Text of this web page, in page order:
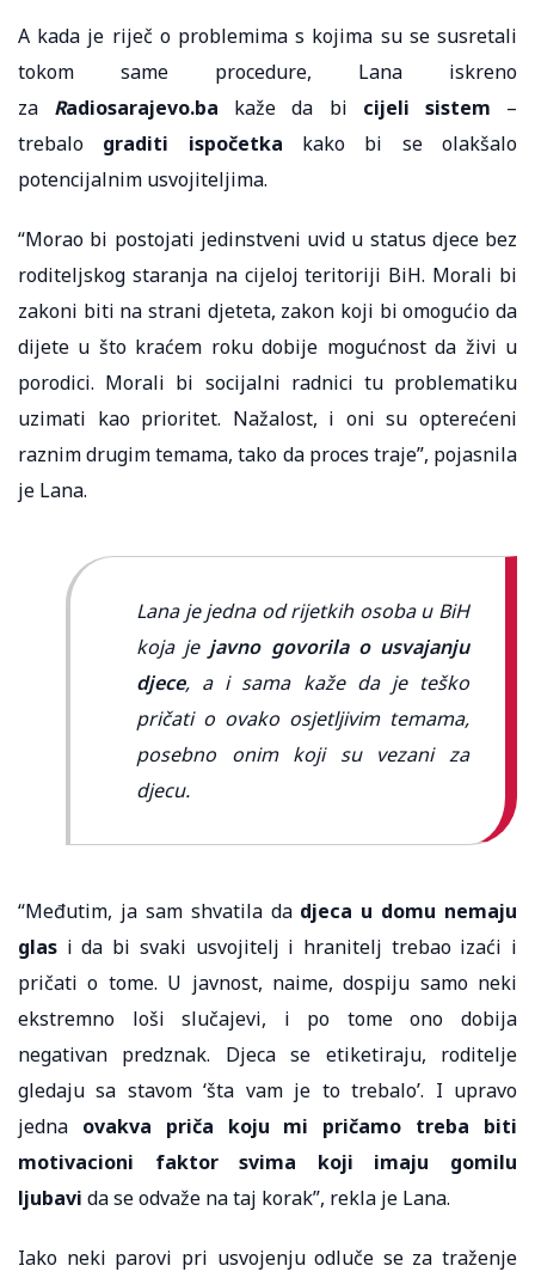
A kada je riječ o problemima s kojima su se susretali
tokom same procedure, Lana iskreno
za Radiosarajevo.ba kaže da bi cijeli sistem –
trebalo graditi ispočetka kako bi se olakšalo
potencijalnim usvojiteljima.
“Morao bi postojati jedinstveni uvid u status djece bez
roditeljskog staranja na cijeloj teritoriji BiH. Morali bi
zakoni biti na strani djeteta, zakon koji bi omogućio da
dijete u što kraćem roku dobije mogućnost da živi u
porodici. Morali bi socijalni radnici tu problematiku
uzimati kao prioritet. Nažalost, i oni su opterećeni
raznim drugim temama, tako da proces traje”, pojasnila
je Lana.
Lana je jedna od rijetkih osoba u BiH
koja je javno govorila o usvajanju
djece, a i sama kaže da je teško
pričati o ovako osjetljivim temama,
posebno onim koji su vezani za
djecu.
“Međutim, ja sam shvatila da djeca u domu nemaju
glas i da bi svaki usvojitelj i hranitelj trebao izaći i
pričati o tome. U javnost, naime, dospiju samo neki
ekstremno loši slučajevi, i po tome ono dobija
negativan predznak. Djeca se etiketiraju, roditelje
gledaju sa stavom ‘šta vam je to trebalo’. I upravo
jedna ovakva priča koju mi pričamo treba biti
motivacioni faktor svima koji imaju gomilu
ljubavi da se odvaže na taj korak”, rekla je Lana.
Iako neki parovi pri usvojenju odluče se za traženje